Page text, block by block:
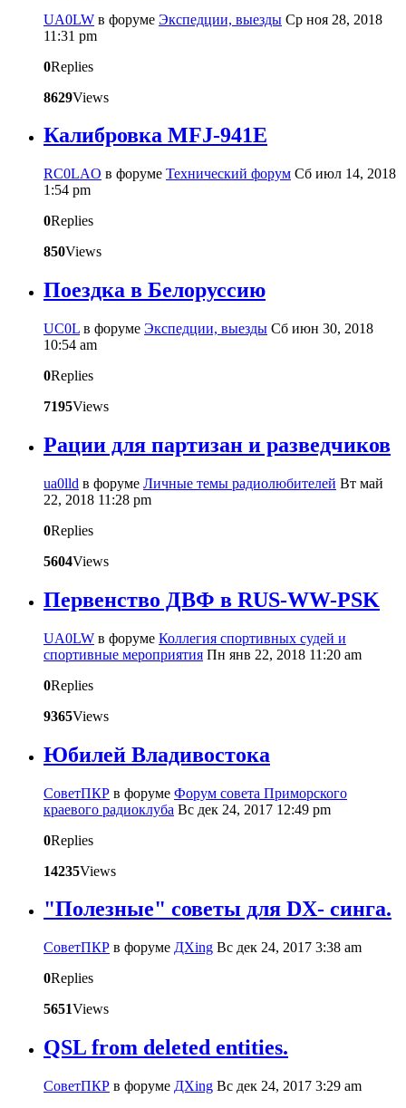
UA0LW в форуме Экспедции, выезды Ср ноя 28, 2018
11:31 pm
0Replies
8629Views
Калибровка MFJ-941E
RC0LAO в форуме Технический форум Сб июл 14, 2018
1:54 pm
0Replies
850Views
Поездка в Белоруссию
UC0L в форуме Экспедции, выезды Сб июн 30, 2018
10:54 am
0Replies
7195Views
Рации для партизан и разведчиков
ua0lld в форуме Личные темы радиолюбителей Вт май
22, 2018 11:28 pm
0Replies
5604Views
Первенство ДВФ в RUS-WW-PSK
UA0LW в форуме Коллегия спортивных судей и
спортивные мероприятия Пн янв 22, 2018 11:20 am
0Replies
9365Views
Юбилей Владивостока
CоветПКР в форуме Форум совета Приморского
краевого радиоклуба Вс дек 24, 2017 12:49 pm
0Replies
14235Views
"Полезные" советы для DX- синга.
CоветПКР в форуме ДХing Вс дек 24, 2017 3:38 am
0Replies
5651Views
QSL from deleted entities.
CоветПКР в форуме ДХing Вс дек 24, 2017 3:29 am